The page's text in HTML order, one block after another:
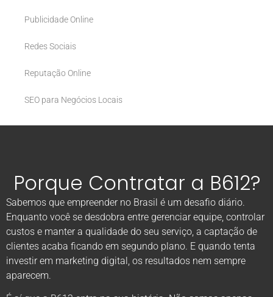
Publicidade Online
Redes Sociais
Reputação Online
SEO para Negócios Locais
Porque Contratar a B612?
Sabemos que empreender no Brasil é um desafio diário.
Enquanto você se desdobra entre gerenciar equipe, controlar
custos e manter a qualidade do seu serviço, a captação de
clientes acaba ficando em segundo plano. E quando tenta
investir em marketing digital, os resultados nem sempre
aparecem.